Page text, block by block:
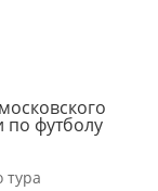
по футболу
тура